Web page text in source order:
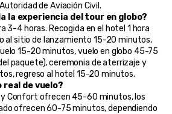
de Aviación Civil.
la experiencia del tour en globo?
3-4 horas. Recogida en el hotel 1 hora
al sitio de lanzamiento 15-20 minutos,
15-20 minutos, vuelo en globo 45-75
paquete), ceremonia de aterrizaje y
regreso al hotel 15-20 minutos.
real de vuelo?
y Confort ofrecen 45-60 minutos, los
ofrecen 60-75 minutos, dependiendo